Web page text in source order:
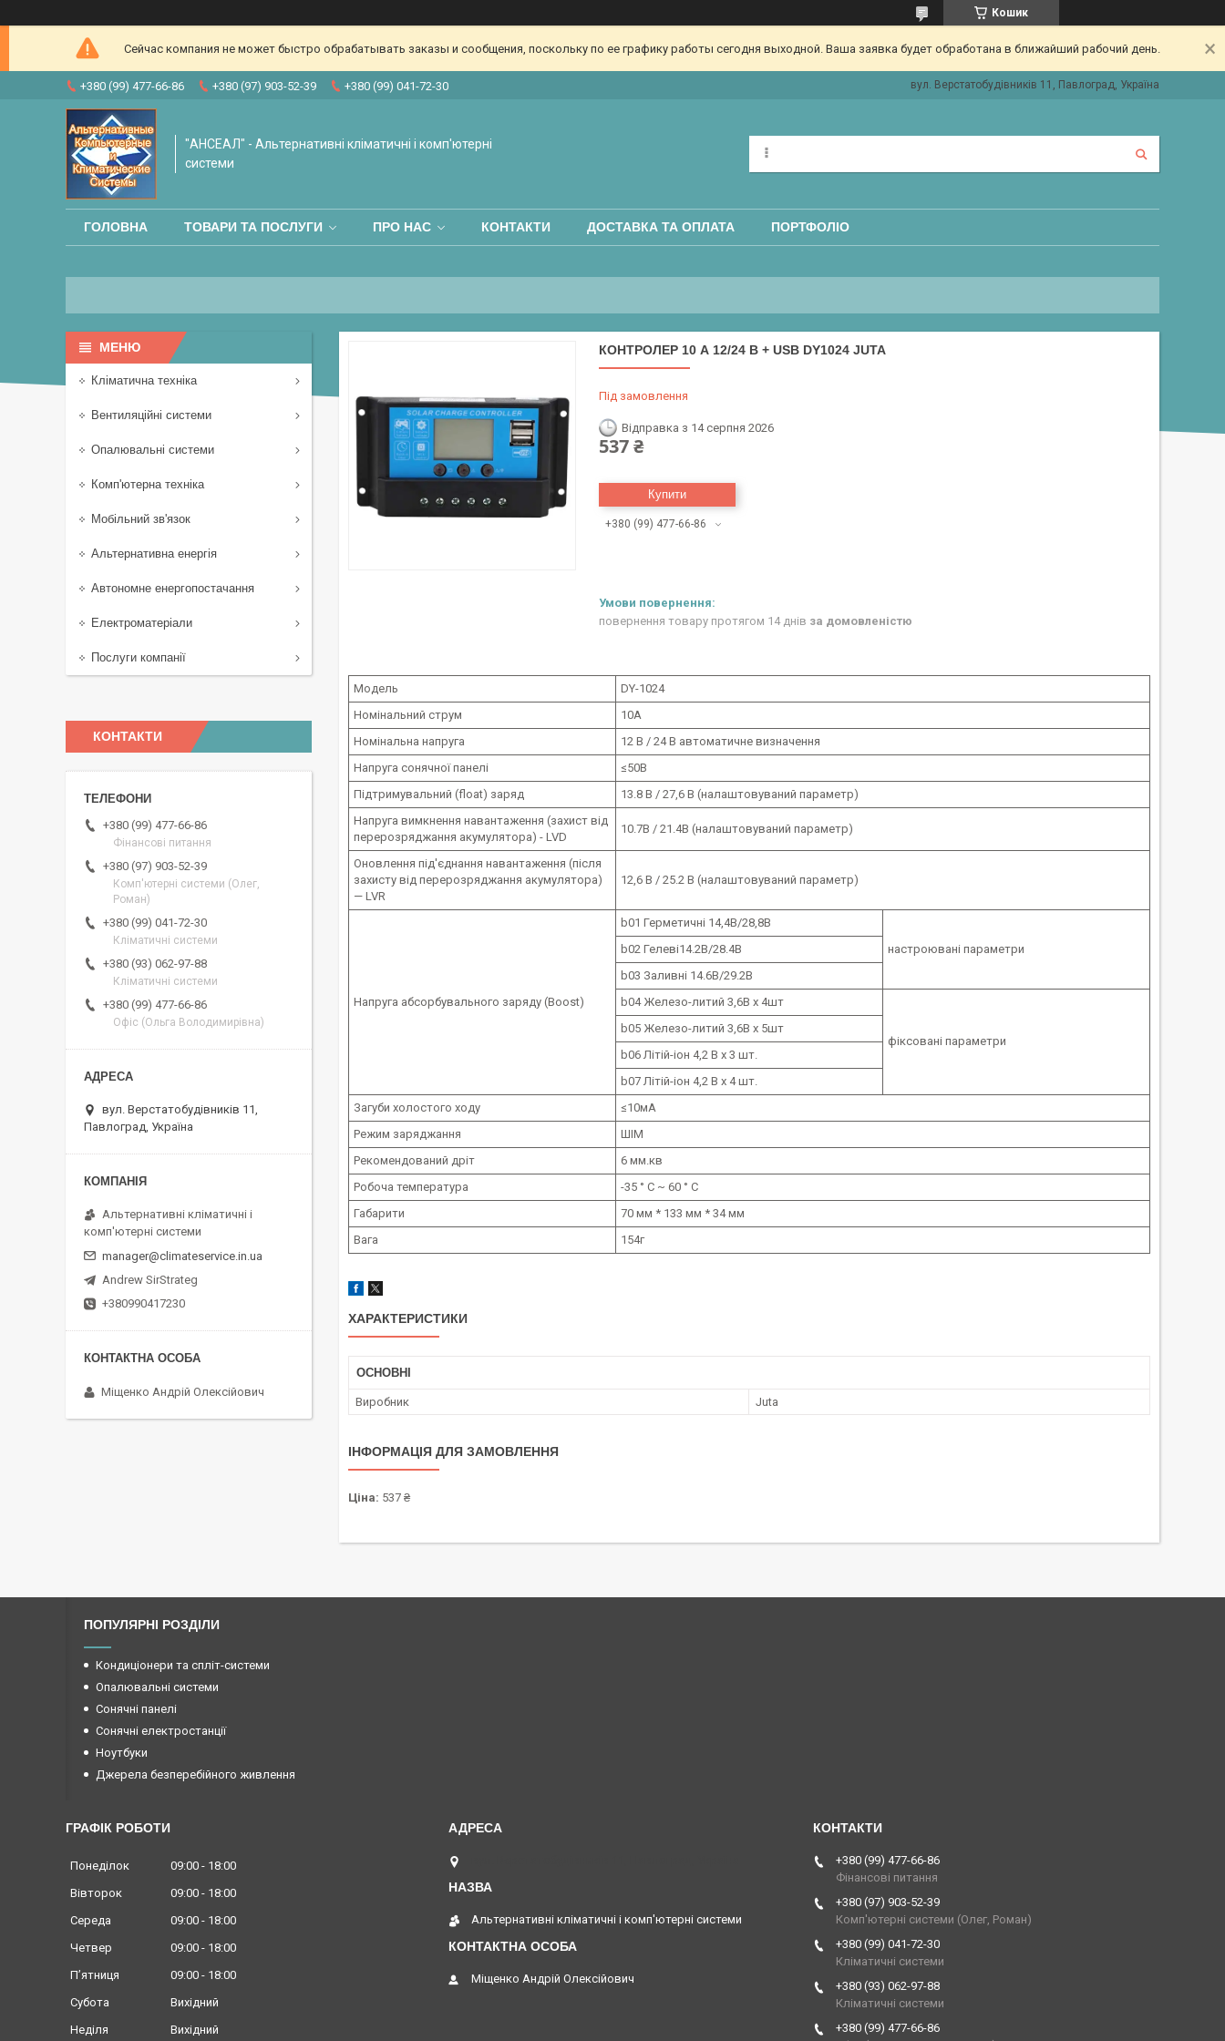
Кошик
Сейчас компания не может быстро обрабатывать заказы и сообщения, поскольку по ее графику работы сегодня выходной. Ваша заявка будет обработана в ближайший рабочий день.
+380 (99) 477-66-86 +380 (97) 903-52-39 +380 (99) 041-72-30 вул. Верстатобудівників 11, Павлоград, Україна
"АНСЕАЛ" - Альтернативні кліматичні і комп'ютерні
системи
ГОЛОВНА ТОВАРИ ТА ПОСЛУГИ ПРО НАС КОНТАКТИ ДОСТАВКА ТА ОПЛАТА ПОРТФОЛІО
КОНТРОЛЕР 10 А 12/24 В + USB DY1024 JUTA
Під замовлення
Відправка з 14 серпня 2026
537 ₴
Купити
+380 (99) 477-66-86
повернення товару протягом 14 днів за домовленістю
Модель
DY-1024
Номінальний струм
10A
Номінальна напруга
12 В / 24 В автоматичне визначення
Напруга сонячної панелі
≤50В
Підтримувальний (float) заряд
13.8 В / 27,6 В (налаштовуваний параметр)
Напруга вимкнення навантаження (захист від
перерозряджання акумулятора) - LVD
10.7В / 21.4В (налаштовуваний параметр)
Оновлення під'єднання навантаження (після
захисту від перерозряджання акумулятора)
— LVR
12,6 В / 25.2 В (налаштовуваний параметр)
Напруга абсорбувального заряду (Boost)
b01 Герметичні 14,4В/28,8В
настроювані параметри
b02 Гелеві14.2В/28.4В
b03 Заливні 14.6В/29.2В
b04 Железо-литий 3,6В х 4шт
фіксовані параметри
b05 Железо-литий 3,6В х 5шт
b06 Літій-іон 4,2 В х 3 шт.
b07 Літій-іон 4,2 В х 4 шт.
Загуби холостого ходу
≤10мA
Режим заряджання
ШІМ
Рекомендований дріт
6 мм.кв
Робоча температура
-35 ° C ~ 60 ° C
Габарити
70 мм * 133 мм * 34 мм
Вага
154г
ХАРАКТЕРИСТИКИ
ОСНОВНІ
Виробник Juta
ІНФОРМАЦІЯ ДЛЯ ЗАМОВЛЕННЯ
Ціна: 537 ₴
Кліматична техніка
Вентиляційні системи
Опалювальні системи
Комп'ютерна техніка
Мобільний зв'язок
Альтернативна енергія
Автономне енергопостачання
Електроматеріали
Послуги компанії
КОНТАКТИ
+380 (99) 477-66-86
Фінансові питання
+380 (97) 903-52-39
Комп'ютерні системи (Олег,
Роман)
+380 (99) 041-72-30
Кліматичні системи
+380 (93) 062-97-88
Кліматичні системи
+380 (99) 477-66-86
Офіс (Ольга Володимирівна)
вул. Верстатобудівників 11,
Павлоград, Україна
Альтернативні кліматичні і
комп'ютерні системи
manager@climateservice.in.ua
Andrew SirStrateg
+380990417230
Міщенко Андрій Олексійович
ПОПУЛЯРНІ РОЗДІЛИ
Кондиціонери та спліт-системи
Опалювальні системи
Сонячні панелі
Сонячні електростанції
Ноутбуки
Джерела безперебійного живлення
ГРАФІК РОБОТИ
Понеділок 09:00
18:00
Вівторок
09:00
18:00
Середа
09:00
18:00
Четвер
09:00
18:00
Пʼятниця
09:00
18:00
Субота
Вихідний
Неділя
Вихідний
Альтернативні кліматичні і комп'ютерні системи
Міщенко Андрій Олексійович
+380 (99) 477-66-86
Фінансові питання
+380 (97) 903-52-39
Комп'ютерні системи (Олег, Роман)
+380 (99) 041-72-30
Кліматичні системи
+380 (93) 062-97-88
Кліматичні системи
+380 (99) 477-66-86